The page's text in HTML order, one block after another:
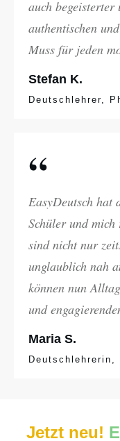
auch
authentischen
Muss für jeden
Stefan K.
Deutschlehrer,
“
EasyDeutsch hat
Schüler und
sind nicht nur
unglaublich nah
können nun
und
Maria S.
Deutschlehrerin,
Jetzt neu!